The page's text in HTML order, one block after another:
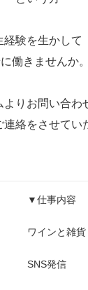
経験を生かして
働きませんか。
りお問い合わ
絡をさせてい
▼仕事内容
ワインと雑
SNS発信